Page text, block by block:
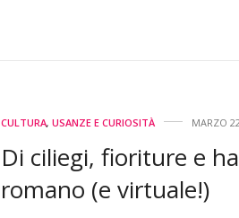
CULTURA, USANZE E CURIOSITÀ MARZO
Di ciliegi, fioriture e
romano (e virtuale!)